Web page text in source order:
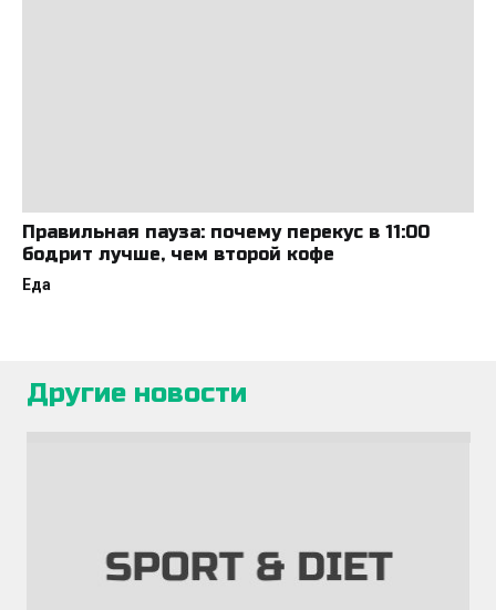
Правильная пауза: почему перекус в 11:00
бодрит лучше, чем второй кофе
Еда
Другие новости